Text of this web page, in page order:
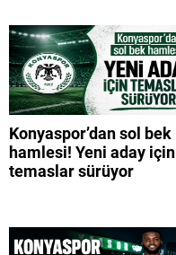
Konyaspor’dan sol bek
hamlesi! Yeni aday için
temaslar sürüyor